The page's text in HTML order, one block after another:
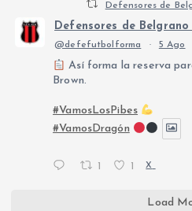
Defensores de
Defensores de
@defefutbolforma · 5 Ago
Así forma la reserva
Brown.
#VamosLosPibes
#VamosDragón
1 1 X
Load